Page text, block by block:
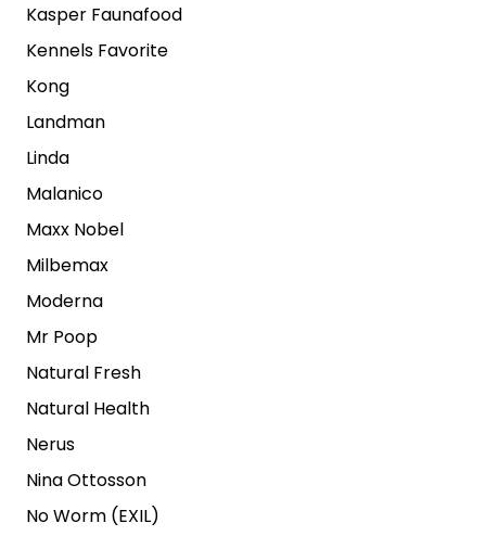
Kasper Faunafood
Kennels Favorite
Kong
Landman
Linda
Malanico
Maxx Nobel
Milbemax
Moderna
Mr Poop
Natural Fresh
Natural Health
Nerus
Nina Ottosson
No Worm (EXIL)